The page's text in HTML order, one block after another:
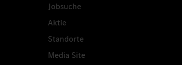
Jobsuche
Aktie
Standorte
Media Site